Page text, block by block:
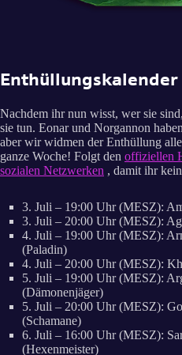
Nachdem ihr nun wisst, wer sie
sie tun. Eonar und Norgannon
aber wir widmen der Enthüllung
ganze Woche! Folgt den offiziellen
sozialen Netzwerken , damit ihr
3. Juli – 19:00 Uhr (MESZ):
3. Juli – 20:00 Uhr (MESZ):
4. Juli – 19:00 Uhr (MESZ):
(Paladin)
4. Juli – 20:00 Uhr (MESZ):
5. Juli – 19:00 Uhr (MESZ):
(Dämonenjäger)
5. Juli – 20:00 Uhr (MESZ):
(Schamane)
6. Juli – 16:00 Uhr (MESZ):
(Hexenmeister)